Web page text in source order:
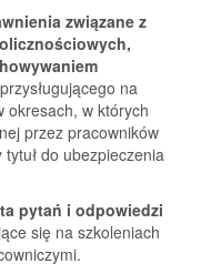
związane z
przysługującego na
okresach, w których
przez pracowników
do ubezpieczenia
pytań i odpowiedzi
się na szkoleniach